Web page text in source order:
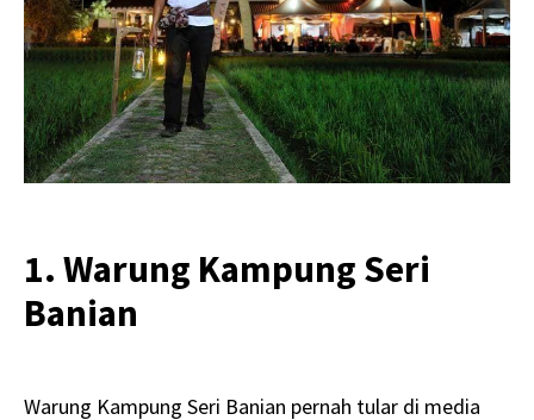
1. Warung Kampung Seri
Banian
Warung Kampung Seri Banian pernah tular di media